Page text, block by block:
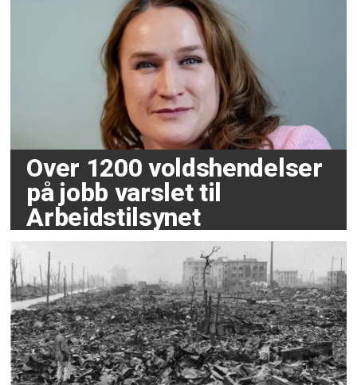
Over 1200 voldshendelser
på jobb varslet til
Arbeidstilsynet